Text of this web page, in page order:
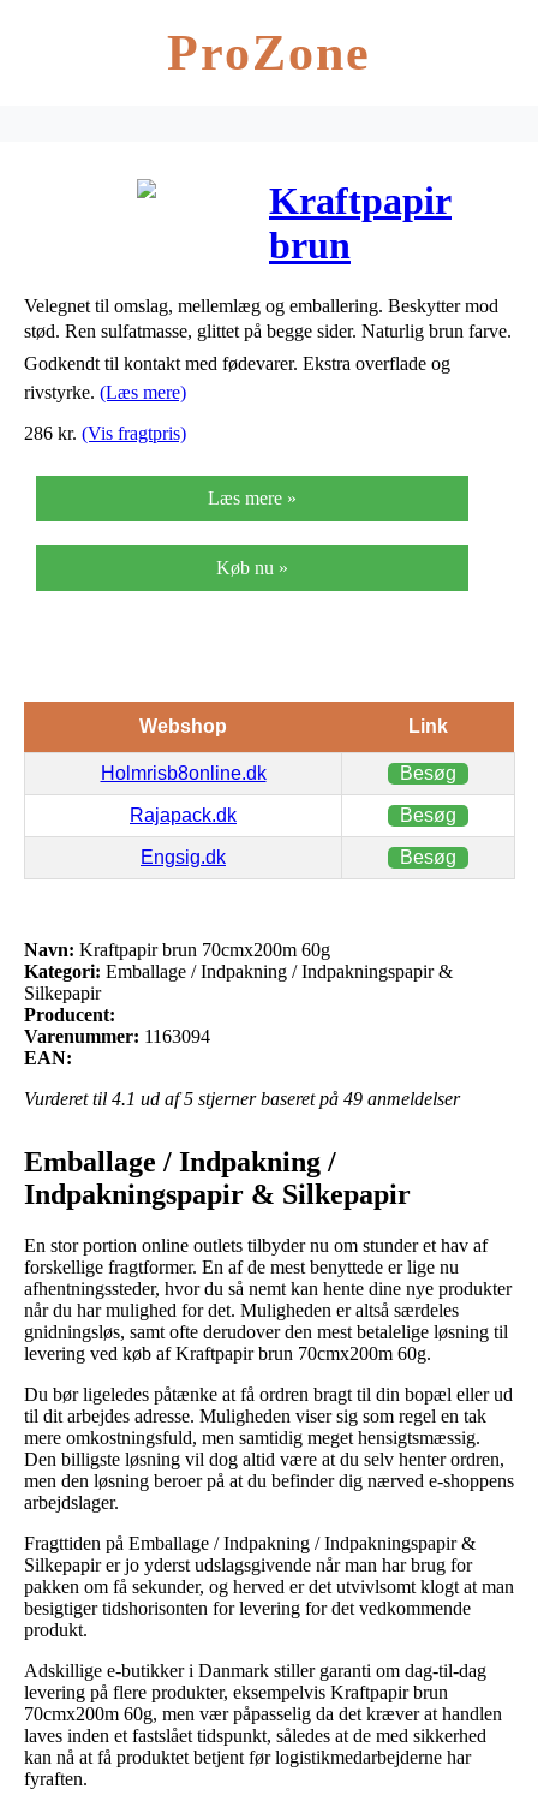
ProZone
Kraftpapir
brun
70cmx200m
60g
Velegnet til omslag, mellemlæg og emballering. Beskytter mod
stød. Ren sulfatmasse, glittet på begge sider. Naturlig brun farve.
Godkendt til kontakt med fødevarer. Ekstra overflade og
rivstyrke. (Læs mere)
286 kr. (Vis fragtpris)
Læs mere »
Køb nu »
Webshop Link
Holmrisb8online.dk Besøg
Rajapack.dk Besøg
Engsig.dk Besøg
Navn: Kraftpapir brun 70cmx200m 60g
Kategori: Emballage / Indpakning / Indpakningspapir &
Silkepapir
Producent:
Varenummer: 1163094
EAN:
Vurderet til 4.1 ud af 5 stjerner baseret på 49 anmeldelser
Emballage / Indpakning /
Indpakningspapir & Silkepapir
En stor portion online outlets tilbyder nu om stunder et hav af
forskellige fragtformer. En af de mest benyttede er lige nu
afhentningssteder, hvor du så nemt kan hente dine nye produkter
når du har mulighed for det. Muligheden er altså særdeles
gnidningsløs, samt ofte derudover den mest betalelige løsning til
levering ved køb af Kraftpapir brun 70cmx200m 60g.
Du bør ligeledes påtænke at få ordren bragt til din bopæl eller ud
til dit arbejdes adresse. Muligheden viser sig som regel en tak
mere omkostningsfuld, men samtidig meget hensigtsmæssig.
Den billigste løsning vil dog altid være at du selv henter ordren,
men den løsning beroer på at du befinder dig nærved e-shoppens
arbejdslager.
Fragttiden på Emballage / Indpakning / Indpakningspapir &
Silkepapir er jo yderst udslagsgivende når man har brug for
pakken om få sekunder, og herved er det utvivlsomt klogt at man
besigtiger tidshorisonten for levering for det vedkommende
produkt.
Adskillige e-butikker i Danmark stiller garanti om dag-til-dag
levering på flere produkter, eksempelvis Kraftpapir brun
70cmx200m 60g, men vær påpasselig da det kræver at handlen
laves inden et fastslået tidspunkt, således at de med sikkerhed
kan nå at få produktet betjent før logistikmedarbejderne har
fyraften.